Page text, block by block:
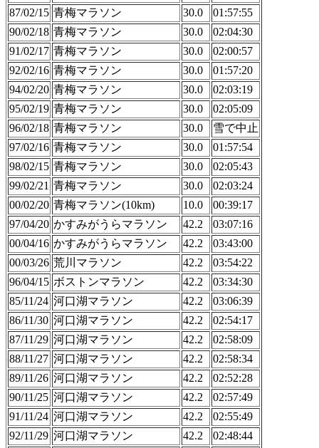
87/02/15 青梅マラソン 30.0
01:57:55
90/02/18 青梅マラソン 30.0
02:04:30
91/02/17 青梅マラソン 30.0
02:00:57
92/02/16 青梅マラソン 30.0
01:57:20
94/02/20 青梅マラソン 30.0
02:03:19
95/02/19 青梅マラソン 30.0
02:05:09
96/02/18 青梅マラソン 30.0
雪で中止
97/02/16 青梅マラソン 30.0
01:57:54
98/02/15 青梅マラソン 30.0
02:05:43
99/02/21 青梅マラソン 30.0
02:03:24
00/02/20 青梅マラソン(10km) 10.0
00:39:17
97/04/20 かすみがうらマラソン 42.2
03:07:16
00/04/16 かすみがうらマラソン 42.2
03:43:00
00/03/26 荒川マラソン 42.2
03:54:22
96/04/15 ボストンマラソン 42.2
03:34:30
85/11/24 河口湖マラソン 42.2
03:06:39
86/11/30 河口湖マラソン 42.2
02:54:17
87/11/29 河口湖マラソン 42.2
02:58:09
88/11/27 河口湖マラソン 42.2
02:58:34
89/11/26 河口湖マラソン 42.2
02:52:28
90/11/25 河口湖マラソン 42.2
02:57:49
91/11/24 河口湖マラソン 42.2
02:55:49
92/11/29 河口湖マラソン 42.2
02:48:44